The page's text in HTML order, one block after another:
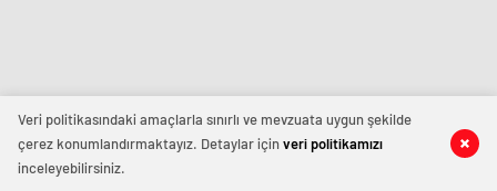
Veri politikasındaki amaçlarla sınırlı ve mevzuata uygun şekilde
çerez konumlandırmaktayız. Detaylar içinveri politikamızı
inceleyebilirsiniz.